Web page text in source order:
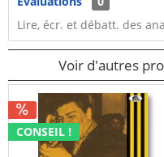
Lire, écr. et débatt. des
Voir d'autres
CONSEIL !